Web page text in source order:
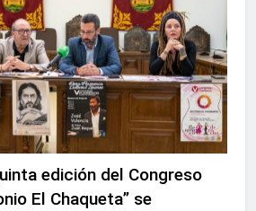
edición del Congreso
El Chaqueta” se